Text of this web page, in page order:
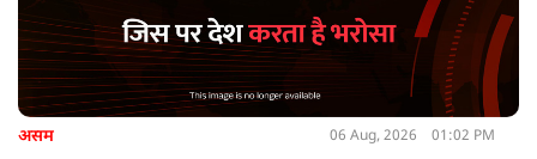
असम 06 Aug, 2026 01:02 PM